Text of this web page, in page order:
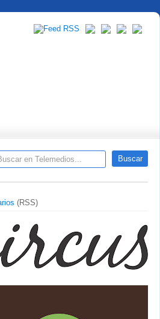
(RSS)